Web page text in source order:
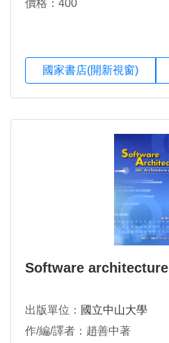
價格：400
國家書店(開新視窗)
Software architecture
出版單位： 國立中山大學
作/編/譯者：趙善中著